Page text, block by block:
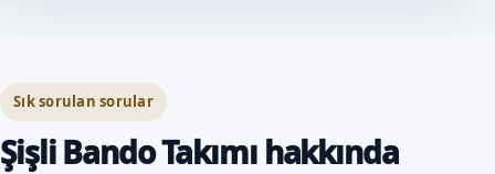
Sık sorulan sorular
Şişli Bando Takımı hakkında